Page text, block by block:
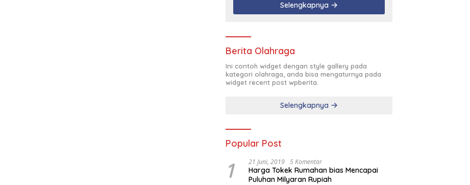
Selengkapnya
Berita Olahraga
Ini contoh widget dengan style gallery pada
kategori olahraga, anda bisa mengaturnya pada
widget recent post wpberita.
Selengkapnya
Popular Post
1 21 Juni, 2019 5 Komentar
Harga Tokek Rumahan bias Mencapai
Puluhan Milyaran Rupiah